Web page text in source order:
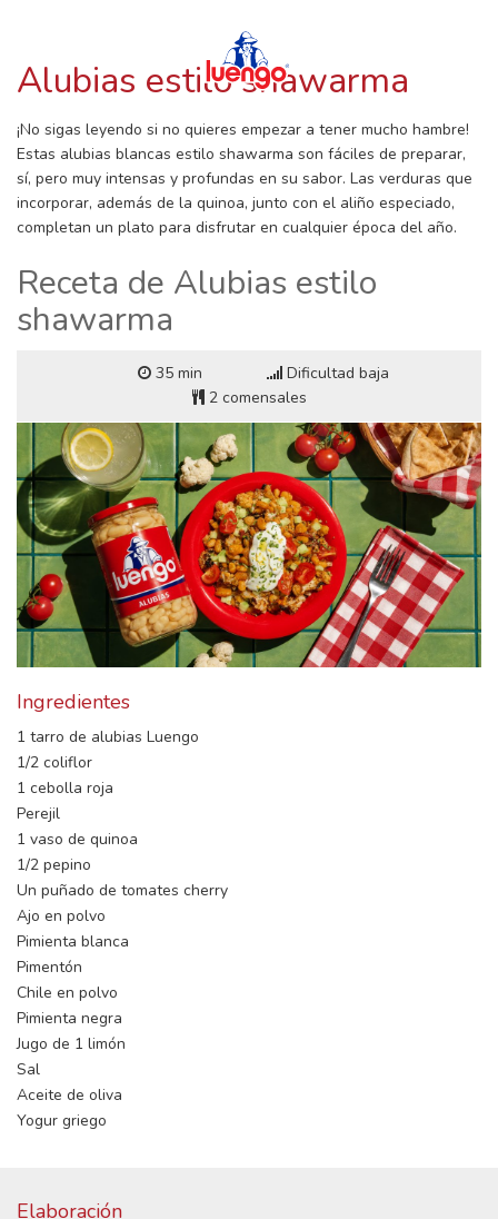
Alubias estilo shawarma
¡No sigas leyendo si no quieres empezar a tener mucho hambre!
Estas alubias blancas estilo shawarma son fáciles de preparar,
sí, pero muy intensas y profundas en su sabor. Las verduras que
incorporar, además de la quinoa, junto con el aliño especiado,
completan un plato para disfrutar en cualquier época del año.
Receta de Alubias estilo
shawarma
35 min
Dificultad baja
2 comensales
Ingredientes
1 tarro de alubias Luengo
1/2 coliflor
1 cebolla roja
Perejil
1 vaso de quinoa
1/2 pepino
Un puñado de tomates cherry
Ajo en polvo
Pimienta blanca
Pimentón
Chile en polvo
Pimienta negra
Jugo de 1 limón
Sal
Aceite de oliva
Yogur griego
Elaboración